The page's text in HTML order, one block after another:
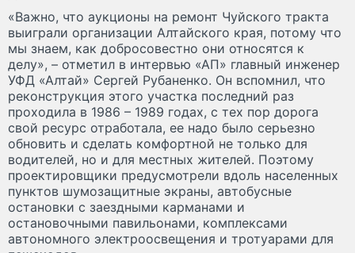
«Важно, что аукционы на ремонт Чуйского тракта
выиграли организации Алтайского края, потому что
мы знаем, как добросовестно они относятся к
делу», – отметил в интервью «АП» главный инженер
УФД «Алтай» Сергей Рубаненко. Он вспомнил, что
реконструкция этого участка последний раз
проходила в 1986 – 1989 годах, с тех пор дорога
свой ресурс отработала, ее надо было серьезно
обновить и сделать комфортной не только для
водителей, но и для местных жителей. Поэтому
проектировщики предусмотрели вдоль населенных
пунктов шумозащитные экраны, автобусные
остановки с заездными карманами и
остановочными павильонами, комплексами
автономного электроосвещения и тротуарами для